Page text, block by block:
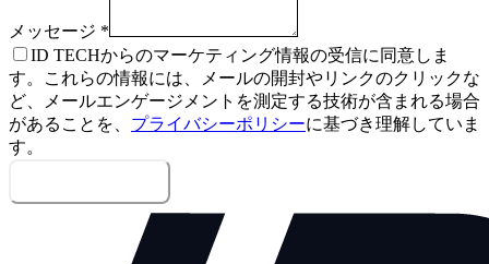
メッセージ *
ID TECHからのマーケティング情報の受信に同意しま
す。これらの情報には、メールの開封やリンクのクリックな
ど、メールエンゲージメントを測定する技術が含まれる場合
があることを、 プライバシーポリシーに基づき理解していま
す。